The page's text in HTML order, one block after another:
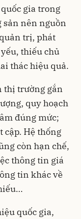
gia trong
sản nên nguồn
trị, phát
thiếu chủ
thác hiệu quả.
thị trường gắn
quy hoạch
đúng mức;
cập. Hệ thống
còn hạn chế,
thông tin giá
tin khác về
quốc gia,